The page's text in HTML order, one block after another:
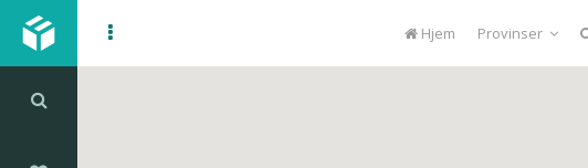
Hjem Provinser